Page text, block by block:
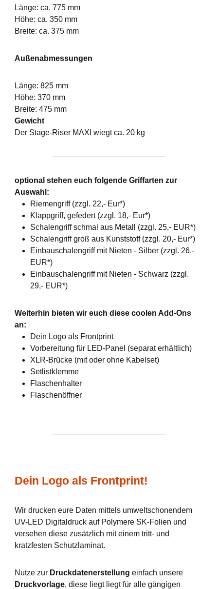
Länge: ca. 775 mm
Höhe: ca. 350 mm
Breite: ca. 375 mm
Außenabmessungen
Länge: 825 mm
Höhe: 370 mm
Breite: 475 mm
Gewicht
Der Stage-Riser MAXI wiegt ca. 20 kg
optional stehen euch folgende Griffarten zur
Auswahl:
Riemengriff (zzgl. 22,- Eur*)
Klappgriff, gefedert (zzgl. 18,- Eur*)
Schalengriff schmal aus Metall (zzgl. 25,- EUR*)
Schalengriff groß aus Kunststoff (zzgl. 20,- Eur*)
Einbauschalengriff mit Nieten - Silber (zzgl. 26,-
EUR*)
Einbauschalengriff mit Nieten - Schwarz (zzgl.
29,- EUR*)
Weiterhin bieten wir euch diese coolen Add-Ons
an:
Dein Logo als Frontprint
Vorbereitung für LED-Panel (separat erhältlich)
XLR-Brücke (mit oder ohne Kabelset)
Setlistklemme
Flaschenhalter
Flaschenöffner
Dein Logo als Frontprint!
Wir drucken eure Daten mittels umweltschonendem
UV-LED Digitaldruck auf Polymere SK-Folien und
versehen diese zusätzlich mit einem tritt- und
kratzfesten Schutzlaminat.
Nutze zur Druckdatenerstellung einfach unsere
Druckvorlage, diese liegt liegt für alle gängigen